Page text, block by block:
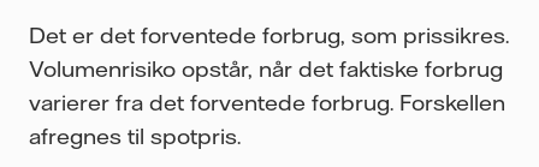
Det er det forventede forbrug, som prissikres.
Volumenrisiko opstår, når det faktiske forbrug
varierer fra det forventede forbrug. Forskellen
afregnes til spotpris.